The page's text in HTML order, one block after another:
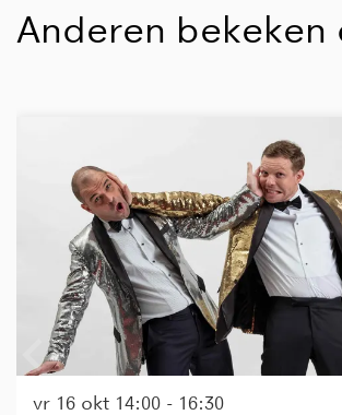
Anderen bekeken
vr 16 okt 14:00 - 16:30